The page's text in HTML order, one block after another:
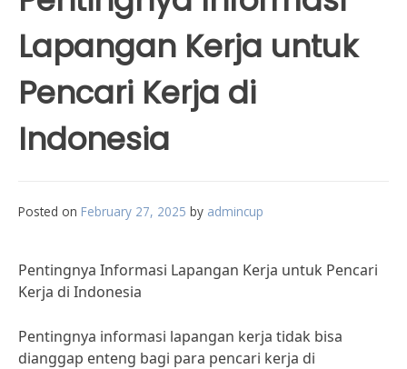
Lapangan Kerja untuk
Pencari Kerja di
Indonesia
Posted on February 27, 2025 by admincup
Pentingnya Informasi Lapangan Kerja untuk Pencari
Kerja di Indonesia
Pentingnya informasi lapangan kerja tidak bisa
dianggap enteng bagi para pencari kerja di